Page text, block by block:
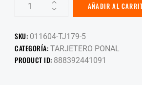
AÑADIR AL
SKU: 011604-TJ179-5
CATEGORÍA: TARJETERO PONAL
PRODUCT ID: 888392441091